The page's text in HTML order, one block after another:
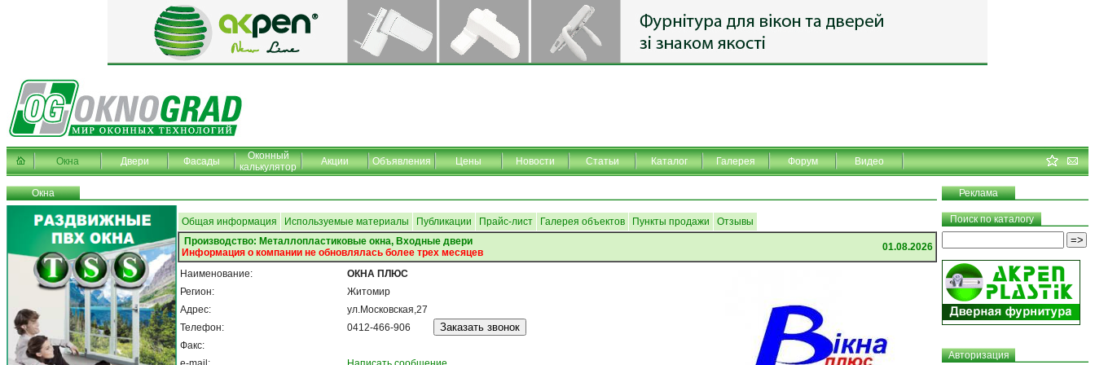
Окна Двери Фасады
Оконный
калькулятор
Акции Объявления Цены Новости Статьи Каталог Галерея Форум Видео
Окна Реклама
Общая информация Используемые материалы Публикации Прайс-лист Галерея объектов Пункты продажи
Отзывы
Производство: Металлопластиковые окна, Входные двери
Информация о компании не обновлялась более трех месяцев
01.08.2026
Наименование:
Регион:
Адрес:
Телефон:
Факс:
ОКНА ПЛЮС
Житомир
ул.Московская,27
0412-466-906
Поиск по каталогу
Авторизация